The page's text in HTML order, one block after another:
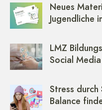
Neues
Jugendliche
LMZ
Social
Stress
Balance